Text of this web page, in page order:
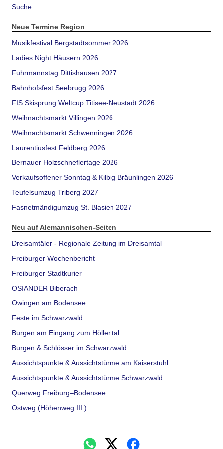
Suche
Neue Termine Region
Musikfestival Bergstadtsommer 2026
Ladies Night Häusern 2026
Fuhrmannstag Dittishausen 2027
Bahnhofsfest Seebrugg 2026
FIS Skisprung Weltcup Titisee-Neustadt 2026
Weihnachtsmarkt Villingen 2026
Weihnachtsmarkt Schwenningen 2026
Laurentiusfest Feldberg 2026
Bernauer Holzschneflertage 2026
Verkaufsoffener Sonntag & Kilbig Bräunlingen 2026
Teufelsumzug Triberg 2027
Fasnetmändigumzug St. Blasien 2027
Neu auf Alemannischen-Seiten
Dreisamtäler - Regionale Zeitung im Dreisamtal
Freiburger Wochenbericht
Freiburger Stadtkurier
OSIANDER Biberach
Owingen am Bodensee
Feste im Schwarzwald
Burgen am Eingang zum Höllental
Burgen & Schlösser im Schwarzwald
Aussichtspunkte & Aussichtstürme am Kaiserstuhl
Aussichtspunkte & Aussichtstürme Schwarzwald
Querweg Freiburg–Bodensee
Ostweg (Höhenweg III.)